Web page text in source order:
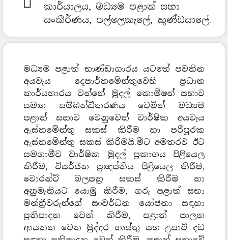
කාර්යාලය, මධ්‍යම පළාත් සභා
සංකීර්ණය, පල්ලෙකැලේ, කුණ්ඩසාලේ.
මධ්‍යම පළාත් භාණ්ඩාගාරය යටතේ පවතින
අයවැය දෙපාර්තමේන්තුවෙහි ප්‍රධාන
කාර්යභාරය වන්නේ මුදල් කොමිෂන් සභාව
සමඟ සම්බන්ධීකරණය වෙමින් මධ්‍යම
පළාත් සභාව වෙනුවෙන් වාර්ෂික අයවැය
ඇස්තමේන්තු සකස් කිරීම හා පරිපූරක
ඇස්තමේන්තු සකස් කිරීමයි.මීට අමතරව ඊට
සමගාමීව වාර්ෂික මුදල් ප්‍රකාශය පිළියෙල
කිරීම, විසර්ජන ප්‍රඥප්තිය පිළියෙල කිරීම,
වොරන්ට් බලපත්‍ර සකස් කිරීම හා
අනුමැතියට යොමු කිරීම, ගරු පළාත් සභා
මන්ත්‍රීවරුන්ගේ සංවර්ධන යෝජනා සඳහා
ප්‍රතිපාදන වෙන් කිරීම, පළාත් පාලන
ආයතන වෙත මුද්දර ගාස්තු සහ උසාවි දඩ